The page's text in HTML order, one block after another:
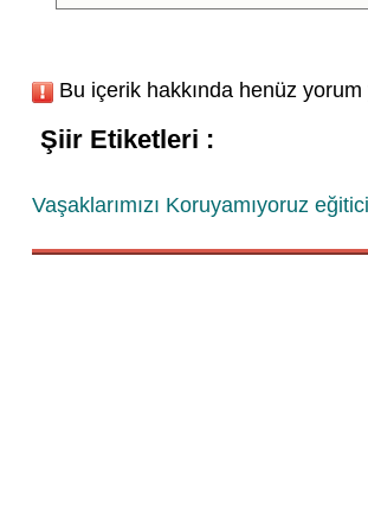
Bu içerik hakkında henüz yorum
Şiir Etiketleri :
Vaşaklarımızı Koruyamıyoruz